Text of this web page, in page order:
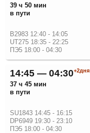
39 ч 50 мин
в пути
B2983 12:40 - 14:05
UT275 18:35 - 22:25
ПЭ5 18:00 - 04:30
14:45 — 04:30+2дня
37 ч 45 мин
в пути
SU1843 14:45 - 16:15
DP6949 19:30 - 23:10
ПЭ5 18:00 - 04:30